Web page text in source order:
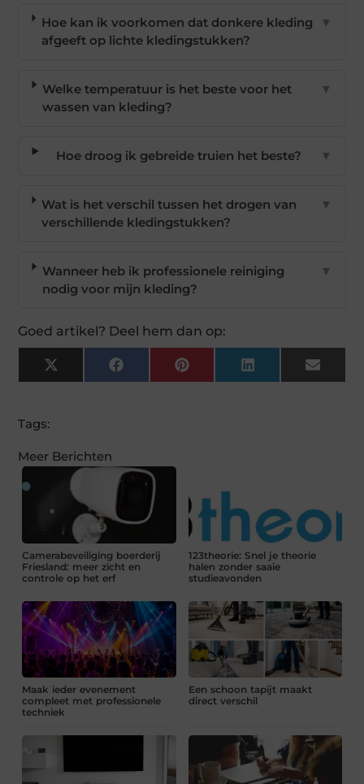
Hoe kan ik voorkomen dat donkere kleding
afgeeft op lichte kledingstukken?
▼
Welke temperatuur is het beste voor het
wassen van kleding?
▼
Hoe droog ik gebreide truien het beste? ▼
Wat is het verschil tussen het drogen van
verschillende kledingstukken?
▼
Wanneer heb ik professionele reiniging
nodig voor mijn kleding?
▼
Goed artikel? Deel hem dan op:
X
(Twitter)
FacebookPinterest LinkedIn Email
Tags:
Meer Berichten
Camerabeveiliging boerderij
Friesland: meer zicht en
controle op het erf
123theorie: Snel je theorie
halen zonder saaie
studieavonden
Maak ieder evenement
compleet met professionele
techniek
Een schoon tapijt maakt
direct verschil